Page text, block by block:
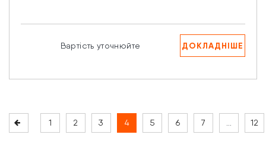
Вартість уточнюйте ДОКЛАДНІШЕ
1 2 3 4 5 6 7 12